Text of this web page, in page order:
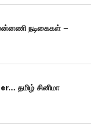
நடிகைகள் –
தமிழ் சினிமா